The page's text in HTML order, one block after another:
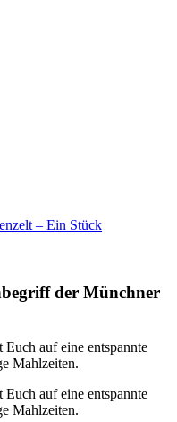
– Ein Stück
der Münchner
auf eine entspannte
Mahlzeiten.
auf eine entspannte
Mahlzeiten.